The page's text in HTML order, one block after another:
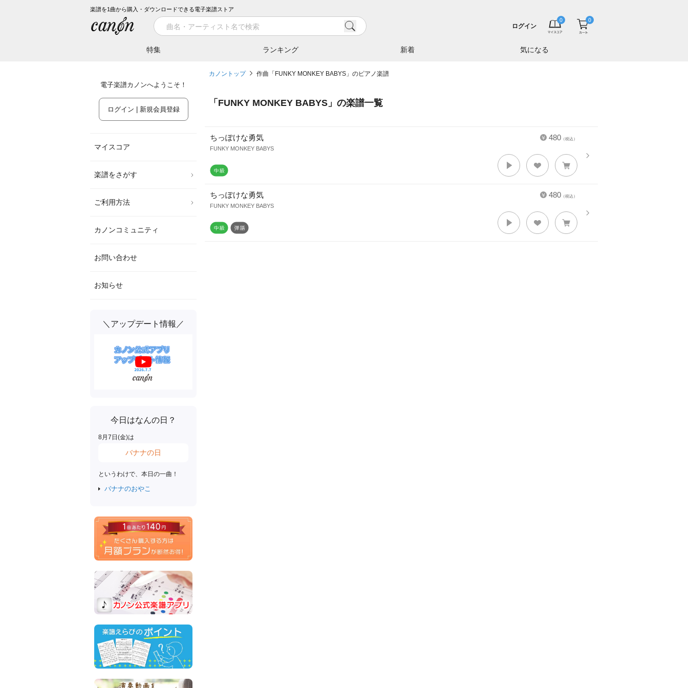
楽譜を1曲から購入・ダウンロードできる電子楽譜ストア
特集 ランキング 新着 気になる
ログイン
電子楽譜カノンへようこそ！
ログイン | 新規会員登録
マイスコア
楽譜をさがす
ご利用方法
カノンコミュニティ
お問い合わせ
お知らせ
＼アップデート情報／
今日はなんの日？
8月 7 日(金)は
バナナの日
というわけで、本日の一曲！
バナナのおやこ
カノントップ 作曲「FUNKY MONKEY BABYS」のピアノ楽譜
「 FUNKY MONKEY BABYS 」の楽譜一覧
480 （税込）
ちっぽけな勇気
FUNKY MONKEY BABYS
480 （税込）
ちっぽけな勇気
FUNKY MONKEY BABYS